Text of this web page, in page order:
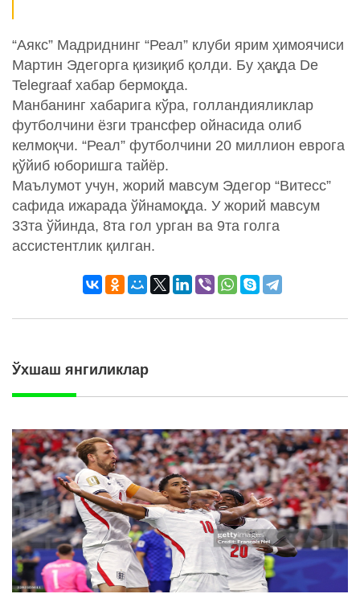
“Аякс” Мадриднинг “Реал” клуби ярим ҳимоячиси
Мартин Эдегорга қизиқиб қолди. Бу ҳақда De
Telegraaf хабар бермоқда.
Манбанинг хабарига кўра, голландияликлар
футболчини ёзги трансфер ойнасида олиб
келмоқчи. “Реал” футболчини 20 миллион еврога
қўйиб юборишга тайёр.
Маълумот учун, жорий мавсум Эдегор “Витесс”
сафида ижарада ўйнамоқда. У жорий мавсум
33та ўйинда, 8та гол урган ва 9та голга
ассистентлик қилган.
Ўхшаш янгиликлар